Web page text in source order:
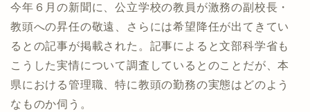
今年６月の新聞に、公立学校の教員が激務の副校長・
教頭への昇任の敬遠、さらには希望降任が出てきてい
るとの記事が掲載された。記事によると文部科学省も
こうした実情について調査しているとのことだが、本
県における管理職、特に教頭の勤務の実態はどのよう
なものか伺う。